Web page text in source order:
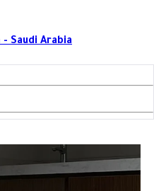
- Saudi Arabia